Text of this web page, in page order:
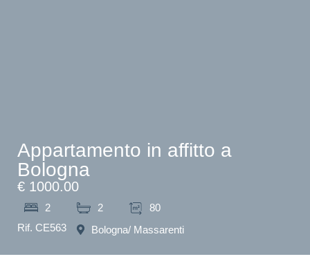
Appartamento in affitto a
Bologna
€ 1000.00
2 2
80
Rif. CE563
Bologna/ Massarenti